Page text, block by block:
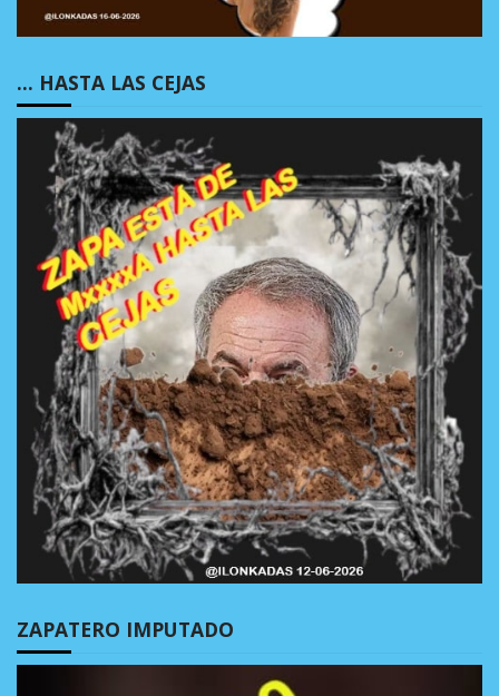
… HASTA LAS CEJAS
ZAPATERO IMPUTADO